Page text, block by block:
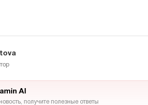
AI
получите полезные ответы